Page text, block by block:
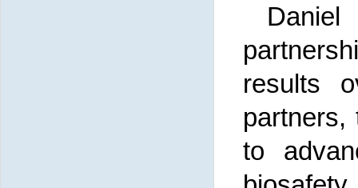
results
partners,
to